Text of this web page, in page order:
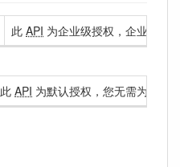
此 API 为企业级授权，企业级授
此 API 为默认授权，您无需为您的